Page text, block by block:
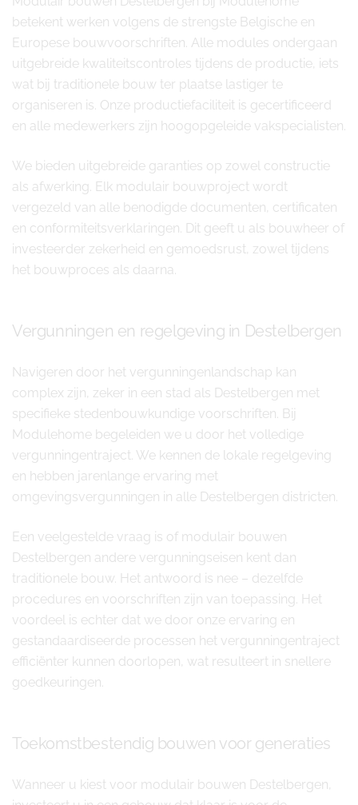
betekent werken volgens de strengste Belgische en
Europese bouwvoorschriften. Alle modules ondergaan
uitgebreide kwaliteitscontroles tijdens de productie, iets
wat bij traditionele bouw ter plaatse lastiger te
organiseren is. Onze productiefaciliteit is gecertificeerd
en alle medewerkers zijn hoogopgeleide vakspecialisten.
We bieden uitgebreide garanties op zowel constructie
als afwerking. Elk modulair bouwproject wordt
vergezeld van alle benodigde documenten, certificaten
en conformiteitsverklaringen. Dit geeft u als bouwheer of
investeerder zekerheid en gemoedsrust, zowel tijdens
het bouwproces als daarna.
Vergunningen en regelgeving in Destelbergen
Navigeren door het vergunningenlandschap kan
complex zijn, zeker in een stad als Destelbergen met
specifieke stedenbouwkundige voorschriften. Bij
Modulehome begeleiden we u door het volledige
vergunningentraject. We kennen de lokale regelgeving
en hebben jarenlange ervaring met
omgevingsvergunningen in alle Destelbergen districten.
Een veelgestelde vraag is of modulair bouwen
Destelbergen andere vergunningseisen kent dan
traditionele bouw. Het antwoord is nee – dezelfde
procedures en voorschriften zijn van toepassing. Het
voordeel is echter dat we door onze ervaring en
gestandaardiseerde processen het vergunningentraject
efficiënter kunnen doorlopen, wat resulteert in snellere
goedkeuringen.
Toekomstbestendig bouwen voor generaties
Wanneer u kiest voor modulair bouwen Destelbergen,